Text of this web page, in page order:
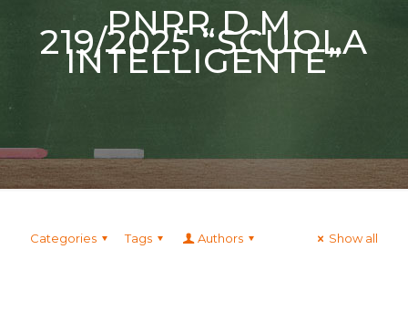
PNRR D.M.
219/2025 “SCUOLA
INTELLIGENTE”
Categories Tags Authors Show all